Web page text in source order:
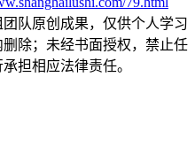
队原创成果，仅供个人学习
除；未经书面授权，禁止任
担相应法律责任。